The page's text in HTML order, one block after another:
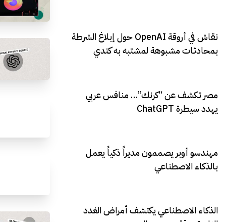
نقاش في أروقة OpenAI حول إبلاغ الشرطة
بمحادثات مشبوهة لمشتبه به كندي
مصر تكشف عن “كرنك”… منافس عربي
يهدد سيطرة ChatGPT
مهندسو أوبر يصممون مديراً ذكياً يعمل
بالذكاء الاصطناعي
الذكاء الاصطناعي يكتشف أمراض الغدد